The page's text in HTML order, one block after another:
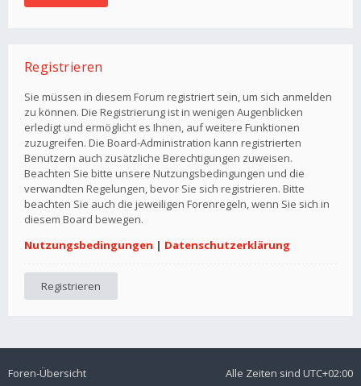
Registrieren
Sie müssen in diesem Forum registriert sein, um sich anmelden
zu können. Die Registrierung ist in wenigen Augenblicken
erledigt und ermöglicht es Ihnen, auf weitere Funktionen
zuzugreifen. Die Board-Administration kann registrierten
Benutzern auch zusätzliche Berechtigungen zuweisen.
Beachten Sie bitte unsere Nutzungsbedingungen und die
verwandten Regelungen, bevor Sie sich registrieren. Bitte
beachten Sie auch die jeweiligen Forenregeln, wenn Sie sich in
diesem Board bewegen.
Nutzungsbedingungen | Datenschutzerklärung
Registrieren
Foren-Übersicht Alle Zeiten sind UTC+02:00